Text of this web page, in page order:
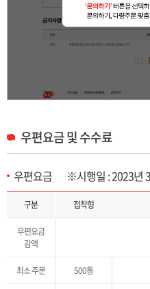
우편요금 및 수수료
우편요금 ※시행일 : 2023년
우편요금 및 수수료 목록으로 구분, 접착형, 봉투형, 봉입형 제공
구분 접착형
우편요금
감액
최소 주문 500통